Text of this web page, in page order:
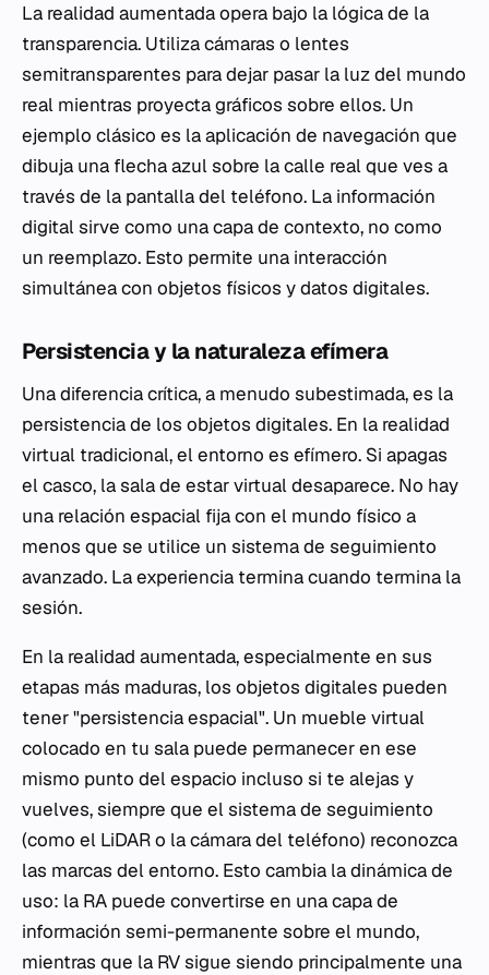
La realidad aumentada opera bajo la lógica de la
transparencia. Utiliza cámaras o lentes
semitransparentes para dejar pasar la luz del mundo
real mientras proyecta gráficos sobre ellos. Un
ejemplo clásico es la aplicación de navegación que
dibuja una flecha azul sobre la calle real que ves a
través de la pantalla del teléfono. La información
digital sirve como una capa de contexto, no como
un reemplazo. Esto permite una interacción
simultánea con objetos físicos y datos digitales.
Persistencia y la naturaleza efímera
Una diferencia crítica, a menudo subestimada, es la
persistencia de los objetos digitales. En la realidad
virtual tradicional, el entorno es efímero. Si apagas
el casco, la sala de estar virtual desaparece. No hay
una relación espacial fija con el mundo físico a
menos que se utilice un sistema de seguimiento
avanzado. La experiencia termina cuando termina la
sesión.
En la realidad aumentada, especialmente en sus
etapas más maduras, los objetos digitales pueden
tener "persistencia espacial". Un mueble virtual
colocado en tu sala puede permanecer en ese
mismo punto del espacio incluso si te alejas y
vuelves, siempre que el sistema de seguimiento
(como el LiDAR o la cámara del teléfono) reconozca
las marcas del entorno. Esto cambia la dinámica de
uso: la RA puede convertirse en una capa de
información semi-permanente sobre el mundo,
mientras que la RV sigue siendo principalmente una